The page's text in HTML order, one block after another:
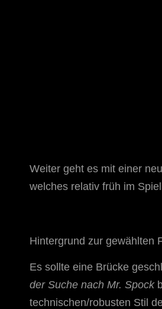
Weiter geht es mit einer
welches relativ früh im
Hintergrund zur gewählten
Es sollte eine Brücke
der Suche nach Mr. Spock
technischen/robusten Stil